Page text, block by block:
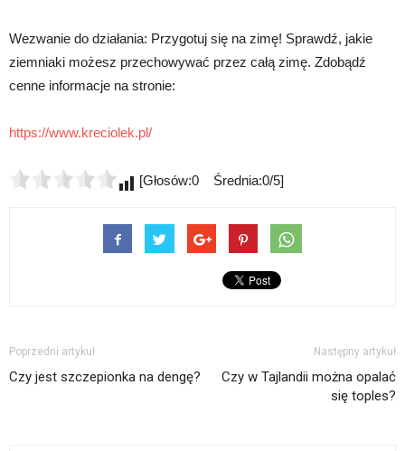
Wezwanie do działania: Przygotuj się na zimę! Sprawdź, jakie
ziemniaki możesz przechowywać przez całą zimę. Zdobądź
cenne informacje na stronie:
https://www.kreciolek.pl/
[Głosów:0 Średnia:0/5]
Poprzedni artykuł
Czy jest szczepionka na dengę?
Następny artykuł
Czy w Tajlandii można opalać
się toples?